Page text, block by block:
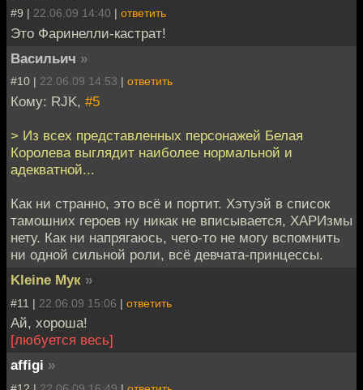
#9 | 22.06.09 14:40 | ответить
Это Фаринелли-кастрат!
Васильич »
#10 | 22.06.09 14:53 | ответить
Кому: RJK, #5
> Из всех представленных персонажей Белая
Королева выглядит наиболее нормальной и
адекватной...
Как ни странно, это всё и портит. Хэтуэй в список
тамошних героев ну никак не вписывается, ХАРИзмы
нету. Как ни напрягаюсь, чего-то не могу вспомнить
ни одной сильной роли, всё девчата-принцессы.
Kleine Мук »
#11 | 22.06.09 15:06 | ответить
Ай, хороша!
[любуется весь]
affigi »